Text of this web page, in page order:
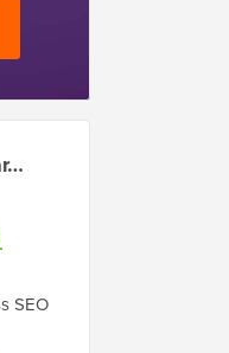
SEO